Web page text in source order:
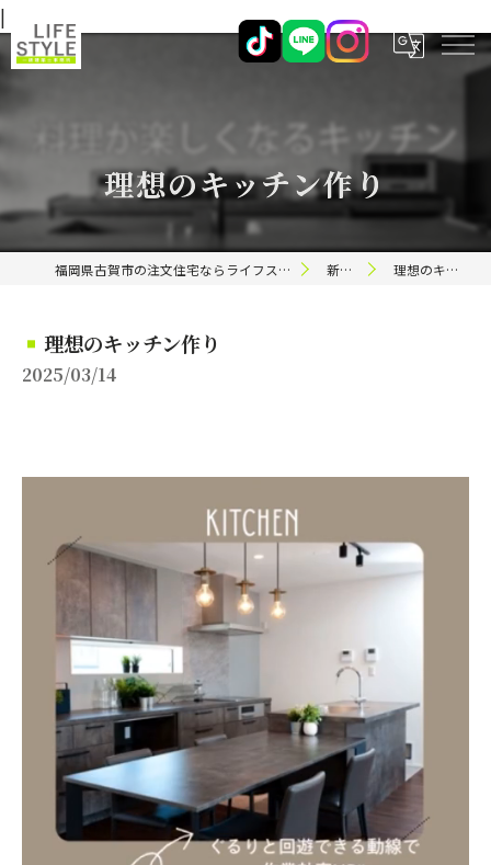
|
理想のキッチン作り
福岡県古賀市の注文住宅ならライフスタイル 一級建築士事務所 新着情報 理想のキッチン作り
理想のキッチン作り
2025/03/14